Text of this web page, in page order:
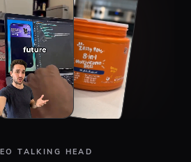
TALKING HEAD